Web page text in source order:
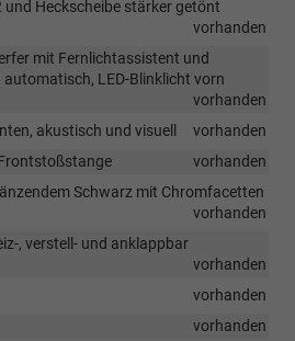
und Heckscheibe stärker getönt
vorhanden
mit Fernlichtassistent und
LED-Blinklicht vorn
vorhanden
akustisch und visuell
vorhanden
vorhanden
Schwarz mit Chromfacetten
vorhanden
, verstell- und anklappbar
vorhanden
vorhanden
vorhanden